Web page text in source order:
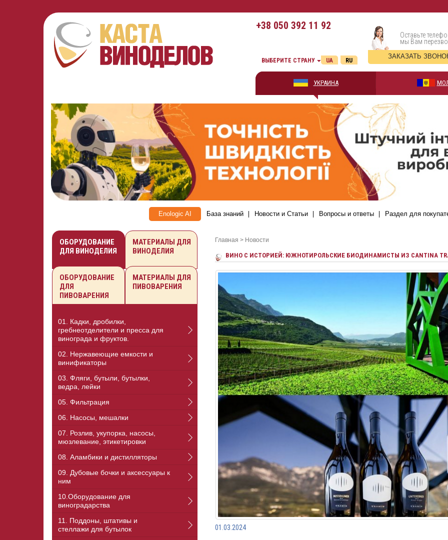
+38 050 392 11 92
Оставьте
мы Вам
ЗАКАЗАТЬ
ВЫБЕРИТЕ СТРАНУ RU
UA
УКРАИНА
Enologic AI База знаний Новости и Статьи Вопросы и ответы Раздел для
Главная > Новости
ВИНО С ИСТОРИЕЙ: ЮЖНОТИРОЛЬСКИЕ БИОДИНАМИСТЫ ИЗ CANTINA
01.03.2024
ОБОРУДОВАНИЕ
ДЛЯ ВИНОДЕЛИЯ
МАТЕРИАЛЫ ДЛЯ
ВИНОДЕЛИЯ
ОБОРУДОВАНИЕ
ДЛЯ
ПИВОВАРЕНИЯ
МАТЕРИАЛЫ ДЛЯ
ПИВОВАРЕНИЯ
01. Кадки, дробилки,
гребнеотделители и пресса для
винограда и фруктов.
02. Нержавеющие емкости и
винификаторы
03. Фляги, бутыли, бутылки,
ведра, лейки
05. Фильтрация
06. Насосы, мешалки
07. Розлив, укупорка, насосы,
мюзлевание, этикетировки
08. Аламбики и дистилляторы
09. Дубовые бочки и аксессуары к
ним
10.Оборудование для
виноградарства
11. Поддоны, штативы и
стеллажи для бутылок